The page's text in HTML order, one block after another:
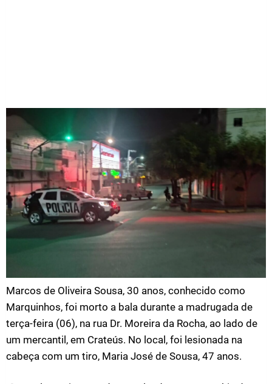
Marcos de Oliveira Sousa, 30 anos, conhecido como
Marquinhos, foi morto a bala durante a madrugada de
terça-feira (06), na rua Dr. Moreira da Rocha, ao lado de
um mercantil, em Crateús. No local, foi lesionada na
cabeça com um tiro, Maria José de Sousa, 47 anos.